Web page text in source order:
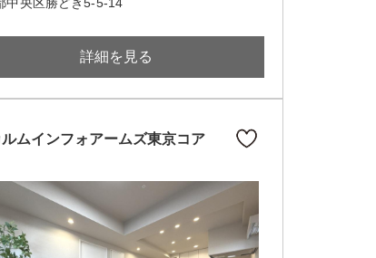
詳細を見る
ルムインフォアームズ東京コア